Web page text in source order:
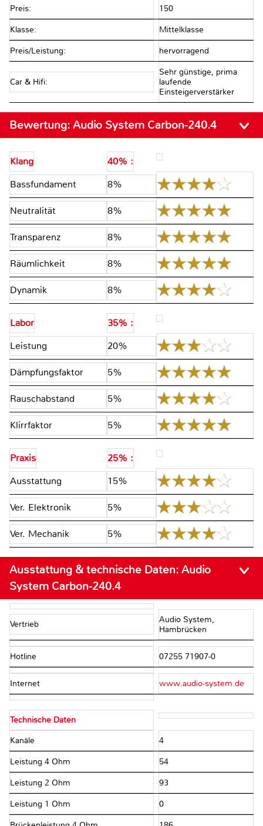
Preis: 150
Klasse: Mittelklasse
Preis/Leistung: hervorragend
Car & Hifi:
Sehr günstige, prima
laufende
Einsteigerverstärker
Bewertung: Audio System Carbon-240.4
Klang
40% :
Bassfundament
8%
Neutralität 8%
Transparenz 8%
Räumlichkeit 8%
Dynamik 8%
Labor
35% :
Leistung
20%
Dämpfungsfaktor 5%
Rauschabstand 5%
Klirrfaktor 5%
Praxis
25% :
Ausstattung
15%
Ver. Elektronik 5%
Ver. Mechanik 5%
Ausstattung & technische Daten: Audio
System Carbon-240.4
Vertrieb
Audio System,
Hambrücken
Hotline 07255 71907-0
Internet www.audio-system.de
Technische Daten
Kanäle 4
Leistung 4 Ohm 54
Leistung 2 Ohm 93
Leistung 1 Ohm 0